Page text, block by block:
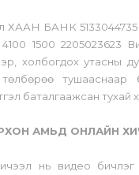
ХААН БАНК
1500 2205023623
холбогдох утасны
тушааснаар
баталгаажсан тухай
АМЬД ОНЛАЙН
нь видео